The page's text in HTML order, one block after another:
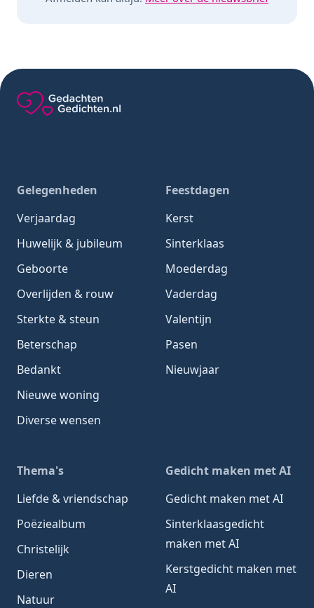
Gelegenheden
Verjaardag
Huwelijk & jubileum
Geboorte
Overlijden & rouw
Sterkte & steun
Beterschap
Bedankt
Nieuwe woning
Diverse wensen
Feestdagen
Kerst
Sinterklaas
Moederdag
Vaderdag
Valentijn
Pasen
Nieuwjaar
Thema's
Liefde & vriendschap
Poëziealbum
Christelijk
Dieren
Natuur
Gedicht maken met AI
Gedicht maken met AI
Sinterklaasgedicht
maken met AI
Kerstgedicht maken met
AI